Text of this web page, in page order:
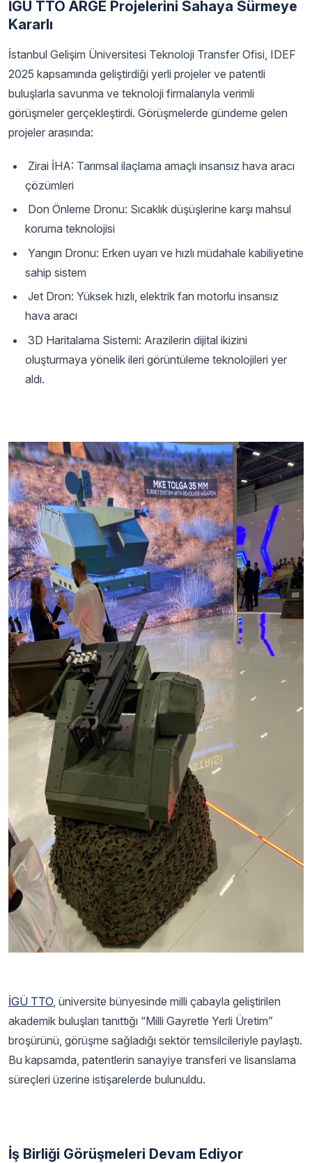
İGÜ TTO ARGE Projelerini Sahaya Sürmeye
Kararlı
İstanbul Gelişim Üniversitesi Teknoloji Transfer Ofisi, IDEF
2025 kapsamında geliştirdiği yerli projeler ve patentli
buluşlarla savunma ve teknoloji firmalarıyla verimli
görüşmeler gerçekleştirdi. Görüşmelerde gündeme gelen
projeler arasında:
Zirai İHA: Tarımsal ilaçlama amaçlı insansız hava aracı
çözümleri
Don Önleme Dronu: Sıcaklık düşüşlerine karşı mahsul
koruma teknolojisi
Yangın Dronu: Erken uyarı ve hızlı müdahale kabiliyetine
sahip sistem
Jet Dron: Yüksek hızlı, elektrik fan motorlu insansız
hava aracı
3D Haritalama Sistemi: Arazilerin dijital ikizini
oluşturmaya yönelik ileri görüntüleme teknolojileri yer
aldı.
İGÜ TTO , üniversite bünyesinde milli çabayla geliştirilen
akademik buluşları tanıttığı “Milli Gayretle Yerli Üretim”
broşürünü, görüşme sağladığı sektör temsilcileriyle paylaştı.
Bu kapsamda, patentlerin sanayiye transferi ve lisanslama
süreçleri üzerine istişarelerde bulunuldu.
İş Birliği Görüşmeleri Devam Ediyor